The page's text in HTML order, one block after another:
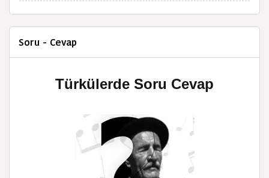
Soru - Cevap
Türkülerde Soru Cevap